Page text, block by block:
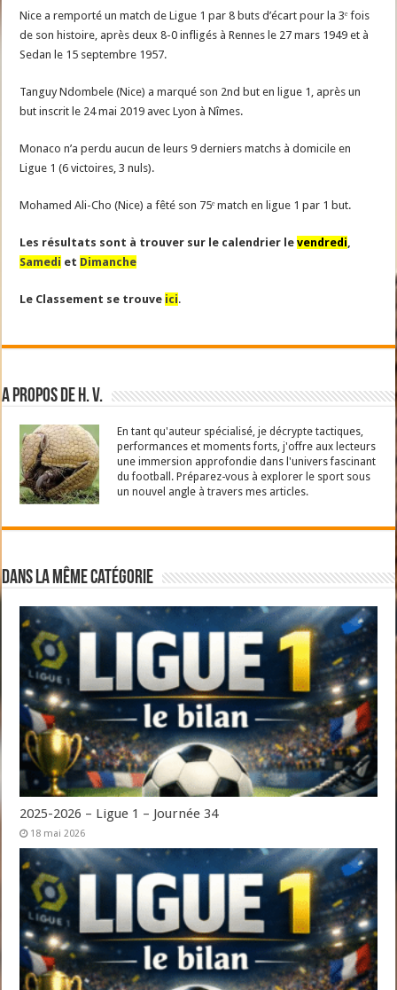
Nice a remporté un match de Ligue 1 par 8 buts d’écart pour la 3ᵉ fois
de son histoire, après deux 8-0 infligés à Rennes le 27 mars 1949 et à
Sedan le 15 septembre 1957.
Tanguy Ndombele (Nice) a marqué son 2nd but en ligue 1, après un
but inscrit le 24 mai 2019 avec Lyon à Nîmes.
Monaco n’a perdu aucun de leurs 9 derniers matchs à domicile en
Ligue 1 (6 victoires, 3 nuls).
Mohamed Ali-Cho (Nice) a fêté son 75ᵉ match en ligue 1 par 1 but.
Les résultats sont à trouver sur le calendrier levendredi,
Samedi et Dimanche
Le Classement se trouve ici.
A propos de H. V.
En tant qu'auteur spécialisé, je décrypte tactiques,
performances et moments forts, j'offre aux lecteurs
une immersion approfondie dans l'univers fascinant
du football. Préparez-vous à explorer le sport sous
un nouvel angle à travers mes articles.
Dans la même catégorie
2025-2026 – Ligue 1 – Journée 34
18 mai 2026